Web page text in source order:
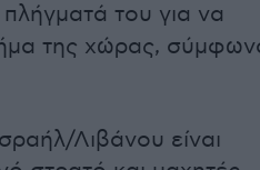
του για να
της χώρας,
Λιβάνου είναι